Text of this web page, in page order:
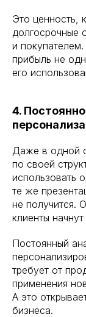
Это ценность,
долгосрочные
и
прибыль не
его
4.
Даже в одной
по своей
использовать
те же
не получится.
клиенты
Постоянный
требует от
применения
А это
бизнеса.